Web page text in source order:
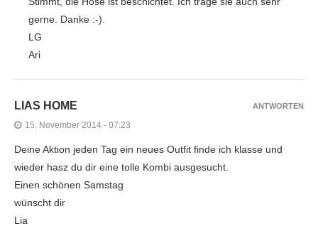
gerne. Danke :-).
LG
Ari
LIAS HOME
15. November 2014 - 07:23
Deine Aktion jeden Tag ein neues Outfit finde ich klasse und
wieder hasz du dir eine tolle Kombi ausgesucht.
Einen schönen Samstag
wünscht dir
Lia
ANTWORTEN